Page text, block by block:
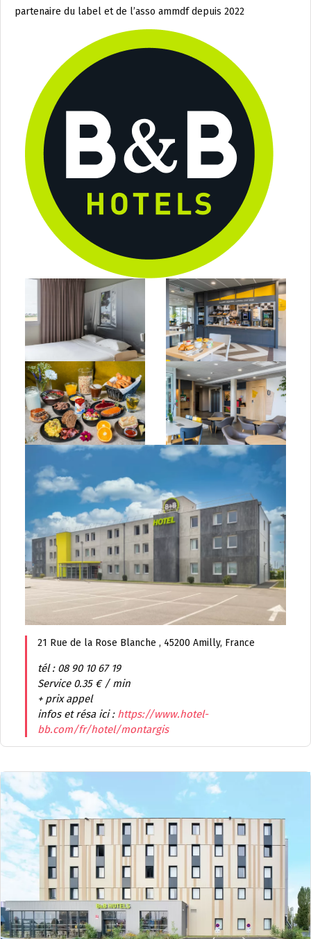
partenaire du label et de l’asso ammdf depuis 2022
21 Rue de la Rose Blanche , 45200 Amilly, France
tél : 08 90 10 67 19
Service 0.35 € / min
+ prix appel
infos et résa ici : https://www.hotel-
bb.com/fr/hotel/montargis